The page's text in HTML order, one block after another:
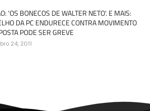
'OS BONECOS DE WALTER NETO'. E MAIS:
DA PC ENDURECE CONTRA MOVIMENTO
PODE SER GREVE
24, 2011